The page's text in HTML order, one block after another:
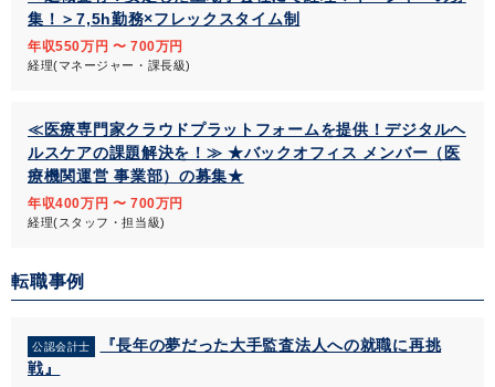
集！＞7,5h勤務×フレックスタイム制
年収550万円 〜 700万円
経理(マネージャー・課長級)
≪医療専門家クラウドプラットフォームを提供！デジタルヘ
ルスケアの課題解決を！≫ ★バックオフィス メンバー（医
療機関運営 事業部）の募集★
年収400万円 〜 700万円
経理(スタッフ・担当級)
転職事例
公認会計士
『長年の夢だった大手監査法人への就職に再挑
戦』